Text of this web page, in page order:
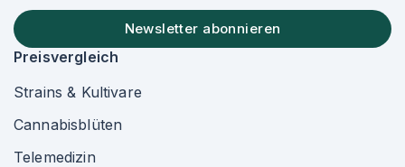
Newsletter abonnieren
Preisvergleich
Strains & Kultivare
Cannabisblüten
Telemedizin